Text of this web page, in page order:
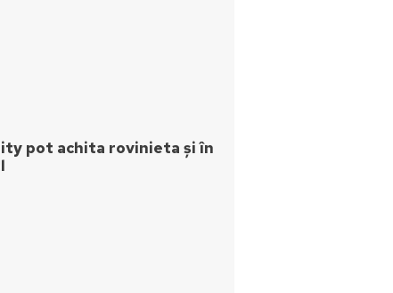
pot achita rovinieta și în